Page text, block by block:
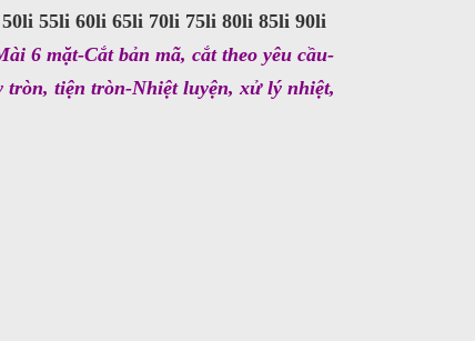
55li 60li 65li 70li 75li 80li 85li 90li
6 mặt-Cắt bản mã, cắt theo yêu cầu-
tròn, tiện tròn-Nhiệt luyện, xử lý nhiệt,